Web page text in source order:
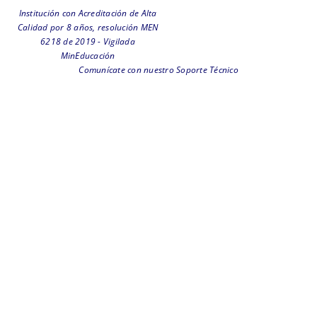
Institución con Acreditación de Alta
Calidad por 8 años, resolución MEN
6218 de 2019 - Vigilada
MinEducación
Comunícate con nuestro Soporte Técnico